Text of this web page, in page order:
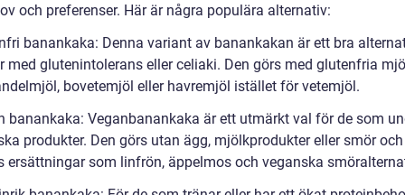
och preferenser. Här är några populära alternativ:
banankaka: Denna variant av banankakan är ett bra
med glutenintolerans eller celiaki. Den görs med glutenfria
bovetemjöl eller havremjöl istället för vetemjöl.
banankaka: Veganbanankaka är ett utmärkt val för de som
produkter. Den görs utan ägg, mjölkprodukter eller smör
ersättningar som linfrön, äppelmos och veganska